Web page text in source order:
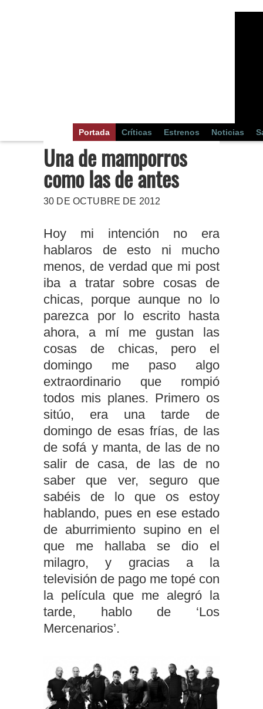
Portada Críticas Estrenos Noticias
Una de mamporros
como las de antes
30 DE OCTUBRE DE 2012
Hoy mi intención no era
hablaros de esto ni mucho
menos, de verdad que mi post
iba a tratar sobre cosas de
chicas, porque aunque no lo
parezca por lo escrito hasta
ahora, a mí me gustan las
cosas de chicas, pero el
domingo me paso algo
extraordinario que rompió
todos mis planes. Primero os
sitúo, era una tarde de
domingo de esas frías, de las
de sofá y manta, de las de no
salir de casa, de las de no
saber que ver, seguro que
sabéis de lo que os estoy
hablando, pues en ese estado
de aburrimiento supino en el
que me hallaba se dio el
milagro, y gracias a la
televisión de pago me topé con
la película que me alegró la
tarde, hablo de ‘Los
Mercenarios’.